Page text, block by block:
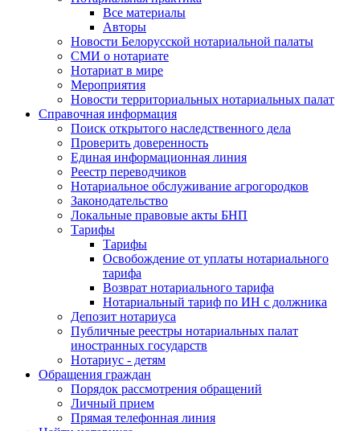
Все материалы
Авторы
Новости Белорусской нотариальной палаты
СМИ о нотариате
Нотариат в мире
Мероприятия
Новости территориальных нотариальных палат
Справочная информация
Поиск открытого наследственного дела
Проверить доверенность
Единая информационная линия
Реестр переводчиков
Нотариальное обслуживание агрогородков
Законодательство
Локальные правовые акты БНП
Тарифы
Тарифы
Освобождение от уплаты нотариального
тарифа
Возврат нотариального тарифа
Нотариальный тариф по ИН с должника
Депозит нотариуса
Публичные реестры нотариальных палат
иностранных государств
Нотариус - детям
Обращения граждан
Порядок рассмотрения обращений
Личный прием
Прямая телефонная линия